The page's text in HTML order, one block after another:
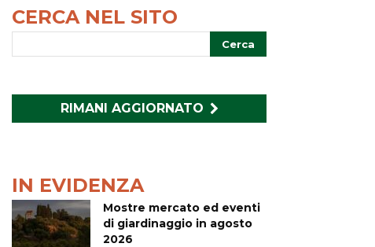
CERCA NEL SITO
RIMANI AGGIORNATO
IN EVIDENZA
Mostre mercato ed eventi
di giardinaggio in agosto
2026